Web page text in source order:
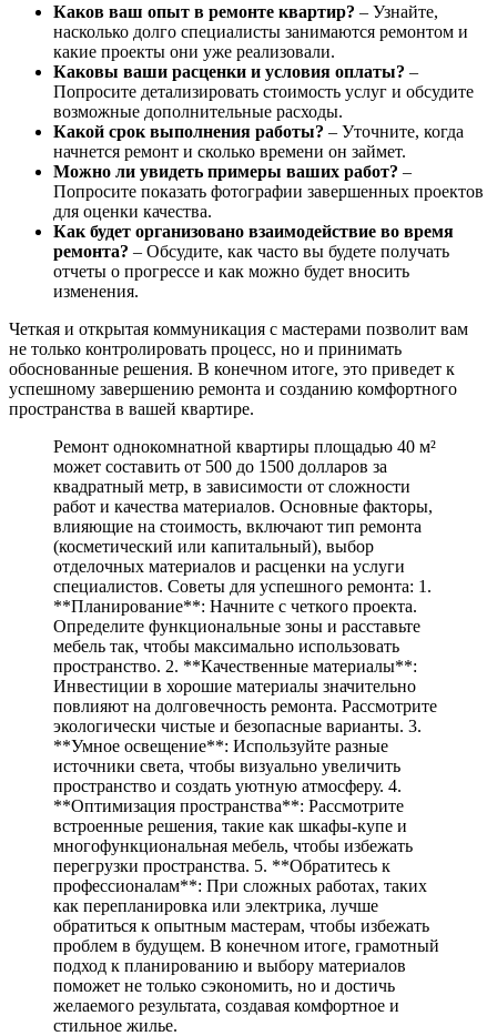
Каков ваш опыт в ремонте квартир? – Узнайте,
насколько долго специалисты занимаются ремонтом и
какие проекты они уже реализовали.
Каковы ваши расценки и условия оплаты? –
Попросите детализировать стоимость услуг и обсудите
возможные дополнительные расходы.
Какой срок выполнения работы? – Уточните, когда
начнется ремонт и сколько времени он займет.
Можно ли увидеть примеры ваших работ? –
Попросите показать фотографии завершенных проектов
для оценки качества.
Как будет организовано взаимодействие во время
ремонта? – Обсудите, как часто вы будете получать
отчеты о прогрессе и как можно будет вносить
изменения.
Четкая и открытая коммуникация с мастерами позволит вам
не только контролировать процесс, но и принимать
обоснованные решения. В конечном итоге, это приведет к
успешному завершению ремонта и созданию комфортного
пространства в вашей квартире.
Ремонт однокомнатной квартиры площадью 40 м²
может составить от 500 до 1500 долларов за
квадратный метр, в зависимости от сложности
работ и качества материалов. Основные факторы,
влияющие на стоимость, включают тип ремонта
(косметический или капитальный), выбор
отделочных материалов и расценки на услуги
специалистов. Советы для успешного ремонта: 1.
**Планирование**: Начните с четкого проекта.
Определите функциональные зоны и расставьте
мебель так, чтобы максимально использовать
пространство. 2. **Качественные материалы**:
Инвестиции в хорошие материалы значительно
повлияют на долговечность ремонта. Рассмотрите
экологически чистые и безопасные варианты. 3.
**Умное освещение**: Используйте разные
источники света, чтобы визуально увеличить
пространство и создать уютную атмосферу. 4.
**Оптимизация пространства**: Рассмотрите
встроенные решения, такие как шкафы-купе и
многофункциональная мебель, чтобы избежать
перегрузки пространства. 5. **Обратитесь к
профессионалам**: При сложных работах, таких
как перепланировка или электрика, лучше
обратиться к опытным мастерам, чтобы избежать
проблем в будущем. В конечном итоге, грамотный
подход к планированию и выбору материалов
поможет не только сэкономить, но и достичь
желаемого результата, создавая комфортное и
стильное жилье.